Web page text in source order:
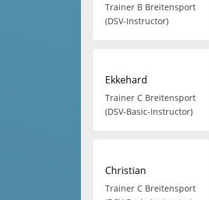
Trainer B Breitensport
(DSV-Instructor)
Ekkehard
Trainer C Breitensport
(DSV-Basic-Instructor)
Christian
Trainer C Breitensport